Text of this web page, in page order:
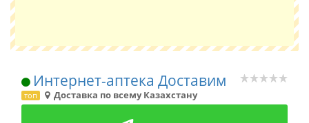
Интернет-аптека Доставим
топ Доставка по всему Казахстану